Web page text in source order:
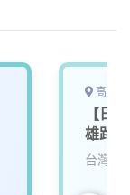
高雄
【日
雄路
台灣華